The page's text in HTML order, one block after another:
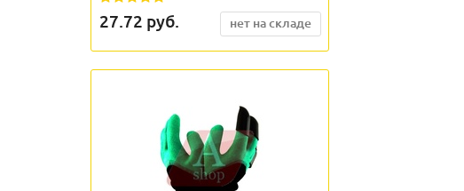
27.72 руб. нет на складе